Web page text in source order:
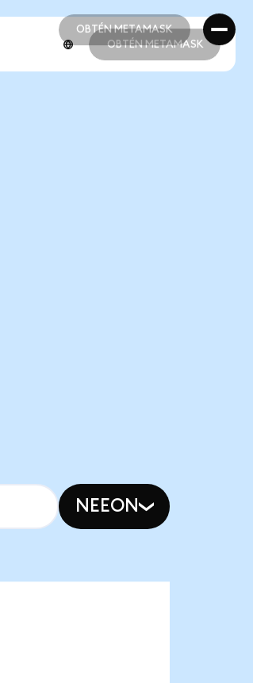
OBTÉN METAMASK
OBTÉN METAMASK
OBTÉN METAMASK
NEEON